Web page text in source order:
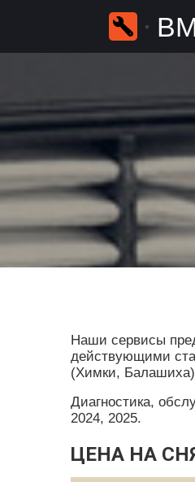
Наши сервисы
действующими
(Химки,
Диагностика,
2024, 2025.
ЦЕНА НА